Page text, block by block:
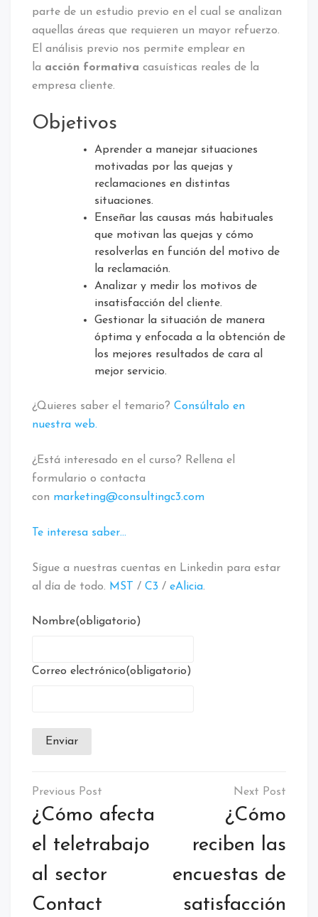
parte de un estudio previo en el cual se analizan
aquellas áreas que requieren un mayor refuerzo.
El análisis previo nos permite emplear en
la acción formativa casuísticas reales de la
empresa cliente.
Objetivos
Aprender a manejar situaciones
motivadas por las quejas y
reclamaciones en distintas
situaciones.
Enseñar las causas más habituales
que motivan las quejas y cómo
resolverlas en función del motivo de
la reclamación.
Analizar y medir los motivos de
insatisfacción del cliente.
Gestionar la situación de manera
óptima y enfocada a la obtención de
los mejores resultados de cara al
mejor servicio.
¿Quieres saber el temario? Consúltalo en
nuestra web.
¿Está interesado en el curso? Rellena el
formulario o contacta
con marketing@consultingc3.com
Te interesa saber…
Sígue a nuestras cuentas en Linkedin para estar
al día de todo. MST / C3 / eAlicia.
Nombre(obligatorio)
Correo electrónico(obligatorio)
Enviar
FUNDAE
¿Cómo afecta
el teletrabajo
al sector
Contact
¿Cómo
reciben las
encuestas de
satisfacción